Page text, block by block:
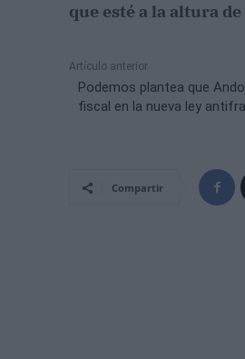
que esté a la altura
Artículo anterior
Podemos plantea que
fiscal en la nueva ley
Compartir